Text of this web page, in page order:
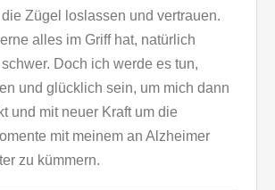
Zügel loslassen und vertrauen.
alles im Griff hat, natürlich
Doch ich werde es tun,
und glücklich sein, um mich dann
und mit neuer Kraft um die
mit meinem an Alzheimer
zu kümmern.